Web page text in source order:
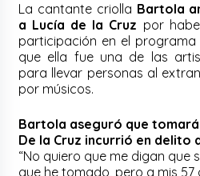
La cantante criolla Bartola
a Lucía de la Cruz por
participación en el programa
que ella fue una de las
para llevar personas al
por músicos.
Bartola aseguró que
De la Cruz incurrió en delito
“No quiero que me digan que
que he tomado, pero a mis